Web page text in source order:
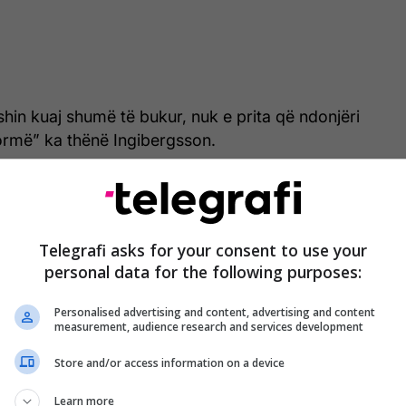
kuaj shumë të bukur, nuk e prita që ndonjëri
ka thënë Ingibergsson.
shpërndarë me shpejtësi në rrjetet sociale,
se janë të vështira të realizohen nga një amator.
dhe tërë jetën kam kërkuar për ndonjë lëvizje të
ja që atë e ka kapur dikush tjetër” ka qenë
të shumta. /Telegrafi/
Telegrafi asks for your consent to use your
personal data for the following purposes:
Personalised advertising and content, advertising and content
measurement, audience research and services development
Store and/or access information on a device
Learn more